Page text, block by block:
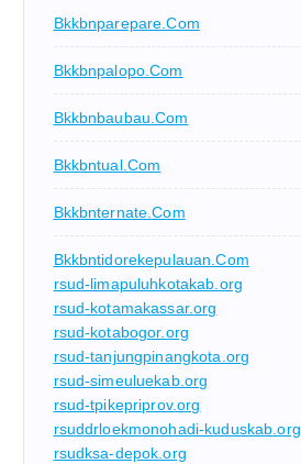
Bkkbnparepare.com
Bkkbnpalopo.com
Bkkbnbaubau.com
Bkkbntual.com
Bkkbnternate.com
Bkkbntidorekepulauan.com
rsud-limapuluhkotakab.org
rsud-kotamakassar.org
rsud-kotabogor.org
rsud-tanjungpinangkota.org
rsud-simeuluekab.org
rsud-tpikepriprov.org
rsuddrloekmonohadi-kuduskab.org
rsudksa-depok.org